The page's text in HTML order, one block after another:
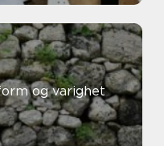
og varighet